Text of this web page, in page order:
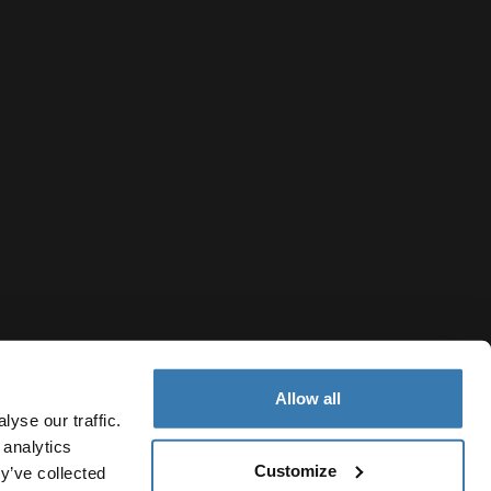
our traffic.
collected
Allow all
Customize
Pravila kolačića Postavke kolačića